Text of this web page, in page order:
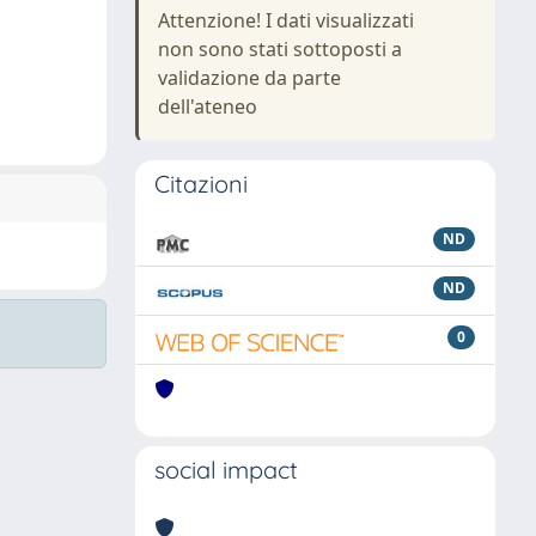
Attenzione! I dati visualizzati
non sono stati sottoposti a
validazione da parte
dell'ateneo
Citazioni
ND
ND
0
social impact